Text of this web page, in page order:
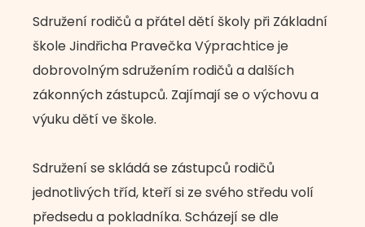
Sdružení rodičů a přátel dětí školy při Základní
škole Jindřicha Pravečka Výprachtice je
dobrovolným sdružením rodičů a dalších
zákonných zástupců. Zajímají se o výchovu a
výuku dětí ve škole.
Sdružení se skládá se zástupců rodičů
jednotlivých tříd, kteří si ze svého středu volí
předsedu a pokladníka. Scházejí se dle